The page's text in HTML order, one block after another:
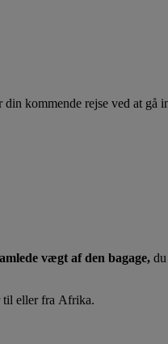
kommende rejse ved at gå
vægt af den bagage,
til eller fra Afrika.